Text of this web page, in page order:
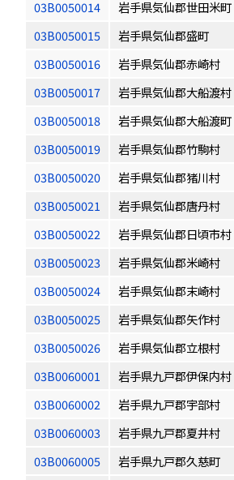
03B0050014
岩手県気仙郡世田米町
03B0050015
岩手県気仙郡盛町
03B0050016
岩手県気仙郡赤崎村
03B0050017
岩手県気仙郡大船渡村
03B0050018
岩手県気仙郡大船渡町
03B0050019
岩手県気仙郡竹駒村
03B0050020
岩手県気仙郡猪川村
03B0050021
岩手県気仙郡唐丹村
03B0050022
岩手県気仙郡日頃市村
03B0050023
岩手県気仙郡米崎村
03B0050024
岩手県気仙郡末崎村
03B0050025
岩手県気仙郡矢作村
03B0050026
岩手県気仙郡立根村
03B0060001
岩手県九戸郡伊保内村
03B0060002
岩手県九戸郡宇部村
03B0060003
岩手県九戸郡夏井村
03B0060005
岩手県九戸郡久慈町